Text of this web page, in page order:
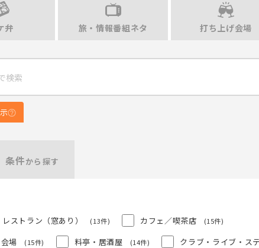
弁 旅・情報番組ネタ 打ち上げ会場
条件から探す
レストラン（窓あり） (13件) カフェ／喫茶店 (15件)
場 (15件) 料亭・居酒屋 (14件) クラブ・ライブ・ス